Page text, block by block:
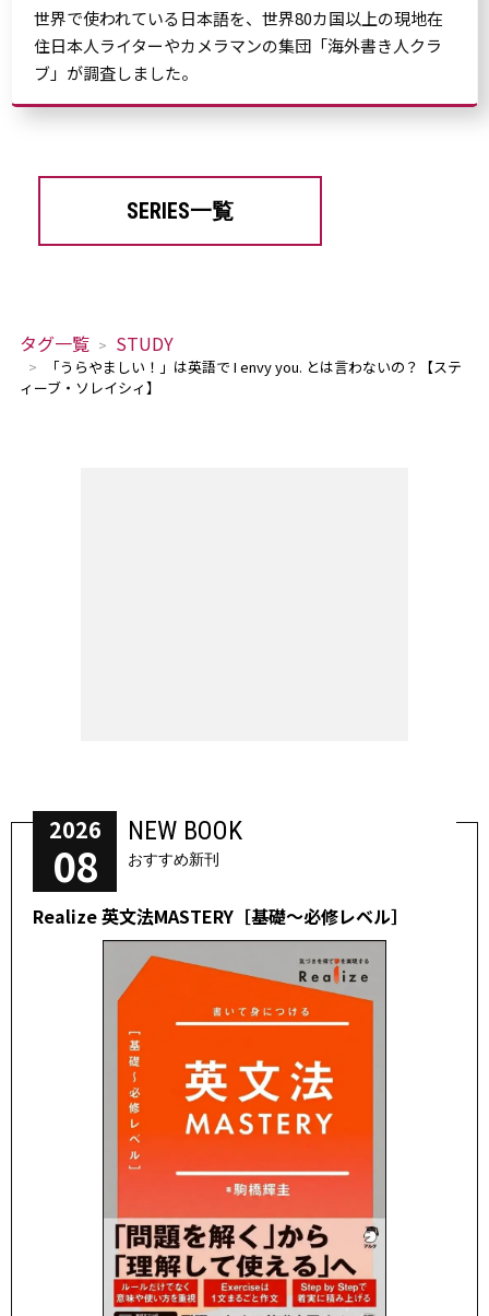
世界で使われている日本語を、世界80カ国以上の現地在
住日本人ライターやカメラマンの集団「海外書き人クラ
ブ」が調査しました。
SERIES一覧
タグ一覧 STUDY
「うらやましい！」は英語で I envy you. とは言わないの？【ステ
ィーブ・ソレイシィ】
2026
08
NEW BOOK
おすすめ新刊
Realize 英文法MASTERY［基礎～必修レベル］